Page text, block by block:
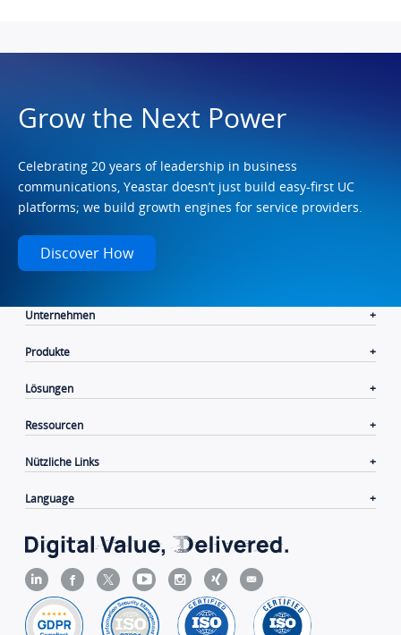
Grow the Next Power
Celebrating 20 years of leadership in business
communications, Yeastar doesn’t just build easy-first UC
platforms; we build growth engines for service providers.
Discover How
Unternehmen
Produkte
Lösungen
Ressourcen
Nützliche Links
Language